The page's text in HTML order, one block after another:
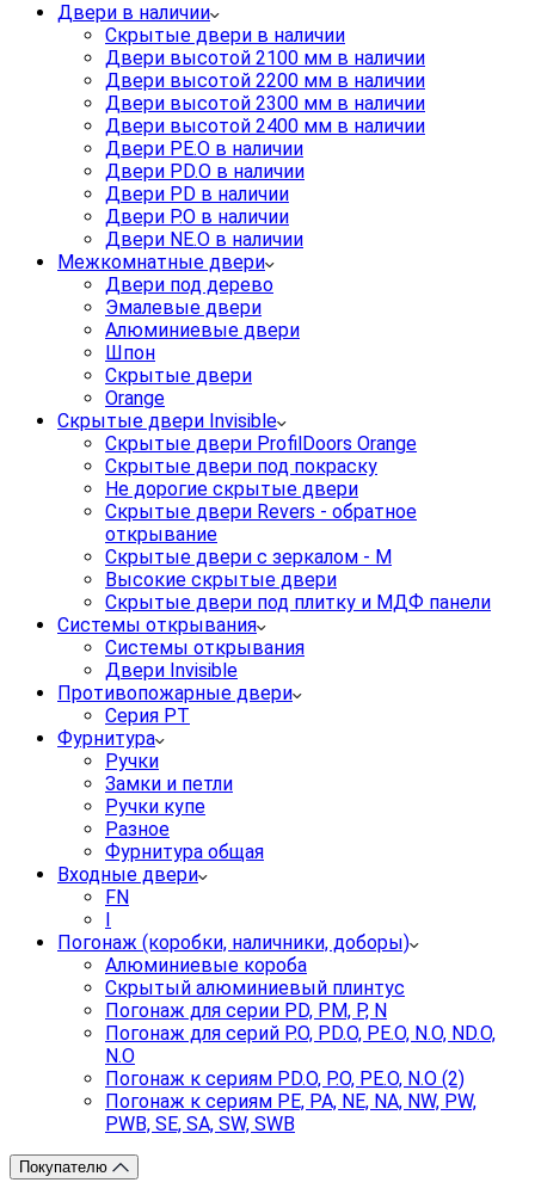
Двери в наличии
Скрытые двери в наличии
Двери высотой 2100 мм в наличии
Двери высотой 2200 мм в наличии
Двери высотой 2300 мм в наличии
Двери высотой 2400 мм в наличии
Двери PE.O в наличии
Двери PD.O в наличии
Двери PD в наличии
Двери P.O в наличии
Двери NE.O в наличии
Межкомнатные двери
Двери под дерево
Эмалевые двери
Алюминиевые двери
Шпон
Скрытые двери
Orange
Скрытые двери Invisible
Скрытые двери ProfilDoors Orange
Скрытые двери под покраску
Не дорогие скрытые двери
Скрытые двери Revers - обратное
открывание
Скрытые двери с зеркалом - M
Высокие скрытые двери
Скрытые двери под плитку и МДФ панели
Системы открывания
Системы открывания
Двери Invisible
Противопожарные двери
Серия PT
Фурнитура
Ручки
Замки и петли
Ручки купе
Разное
Фурнитура общая
Входные двери
FN
Погонаж (коробки, наличники, доборы)
Алюминиевые короба
Скрытый алюминиевый плинтус
Погонаж для серии PD, PM, P, N
Погонаж для серий P.O, PD.O, PE.O, N.O, ND.O,
N.O
Погонаж к сериям PD.O, P.O, PE.O, N.O (2)
Погонаж к сериям PE, PA, NE, NA, NW, PW,
PWB, SE, SA, SW, SWB
Покупателю